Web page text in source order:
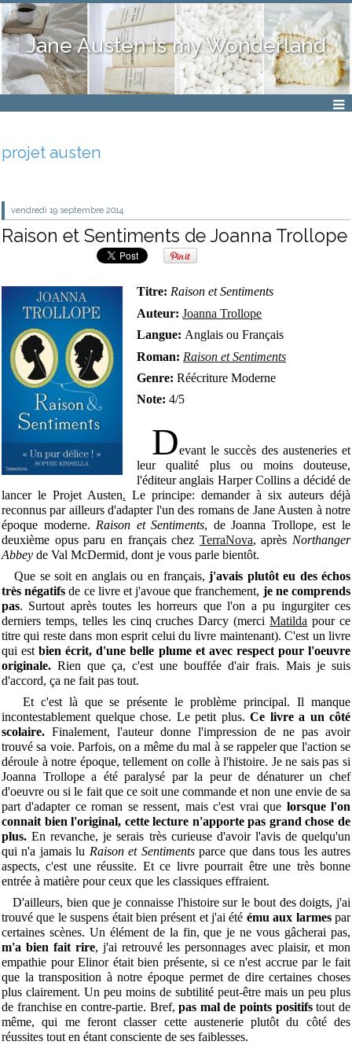
Jane Austen is my Wonderland
projet austen
vendredi 19 septembre 2014
Raison et Sentiments de Joanna Trollope
Titre: Raison et Sentiments
Auteur: Joanna Trollope
Langue: Anglais ou Français
Roman: Raison et Sentiments
Genre: Réécriture Moderne
Note: 4/5
Devant le succès des austeneries et
leur qualité plus ou moins douteuse,
l'éditeur anglais Harper Collins a décidé de
lancer le Projet Austen. Le principe: demander à six auteurs déjà
reconnus par ailleurs d'adapter l'un des romans de Jane Austen à notre
époque moderne. Raison et Sentiments, de Joanna Trollope, est le
deuxième opus paru en français chez TerraNova, après Northanger
Abbey de Val McDermid, dont je vous parle bientôt.
Que se soit en anglais ou en français,j'avais plutôt eu des échos
très négatifs de ce livre et j'avoue que franchement, je ne comprends
pas. Surtout après toutes les horreurs que l'on a pu ingurgiter ces
derniers temps, telles les cinq cruches Darcy (merciMatilda pour ce
titre qui reste dans mon esprit celui du livre maintenant). C'est un livre
qui estbien écrit, d'une belle plume et avec respect pour l'oeuvre
originale. Rien que ça, c'est une bouffée d'air frais. Mais je suis
d'accord, ça ne fait pas tout.
Et c'est là que se présente le problème principal. Il manque
incontestablement quelque chose. Le petit plus. Ce livre a un côté
scolaire. Finalement, l'auteur donne l'impression de ne pas avoir
trouvé sa voie. Parfois, on a même du mal à se rappeler que l'action se
déroule à notre époque, tellement on colle à l'histoire. Je ne sais pas si
Joanna Trollope a été paralysé par la peur de dénaturer un chef
d'oeuvre ou si le fait que ce soit une commande et non une envie de sa
part d'adapter ce roman se ressent, mais c'est vrai que lorsque l'on
connait bien l'original, cette lecture n'apporte pas grand chose de
plus. En revanche, je serais très curieuse d'avoir l'avis de quelqu'un
qui n'a jamais lu Raison et Sentimentsparce que dans tous les autres
aspects, c'est une réussite. Et ce livre pourrait être une très bonne
entrée à matière pour ceux que les classiques effraient.
D'ailleurs, bien que je connaisse l'histoire sur le bout des doigts, j'ai
trouvé que le suspens était bien présent et j'ai été ému aux larmespar
certaines scènes. Un élément de la fin, que je ne vous gâcherai pas,
m'a bien fait rire, j'ai retrouvé les personnages avec plaisir, et mon
empathie pour Elinor était bien présente, si ce n'est accrue par le fait
que la transposition à notre époque permet de dire certaines choses
plus clairement. Un peu moins de subtilité peut-être mais un peu plus
de franchise en contre-partie. Bref,pas mal de points positifstout de
même, qui me feront classer cette austenerie plutôt du côté des
réussites tout en étant consciente de ses faiblesses.